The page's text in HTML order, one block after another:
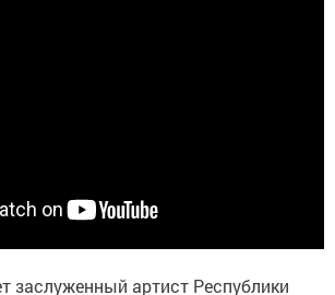
заслуженный артист Республики